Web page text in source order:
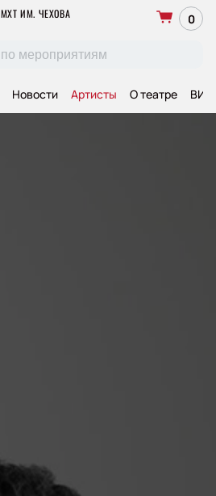
МХТ ИМ. ЧЕХОВА 0
Новости Артисты О театре ВИП